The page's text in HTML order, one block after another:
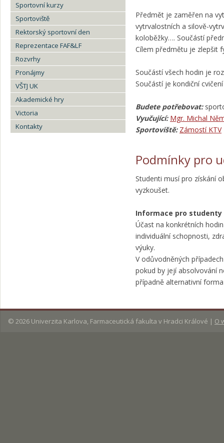
Sportovní kurzy
Sportoviště
Rektorský sportovní den
Reprezentace FAF&LF
Rozvrhy
Pronájmy
VŠTJ UK
Akademické hry
Victoria
Kontakty
Předmět je zaměřen na
vytrvalostních a silově-
koloběžky…. Součástí
Cílem předmětu je zlepšit
Součástí všech hodin je
Součástí je kondiční
Budete potřebovat:
Vyučující: Mgr. Michal
Sportoviště: Zámostí KTV
Podmínky pro
Studenti musí pro získání
vyzkoušet.
Informace pro studenty
Účast na konkrétních
individuální schopnosti,
výuky.
V odůvodněných
pokud by její absolvování
případně alternativní
© 2026 Univerzita Karlova, Farmaceutická fakulta v Hradci Králové | O